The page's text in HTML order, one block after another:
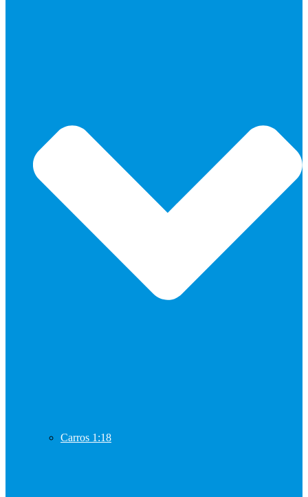
Carros 1:18